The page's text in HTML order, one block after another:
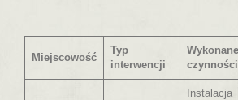
Miejscowość
Typ
interwencji
Wykonane
czynności
Instalacja